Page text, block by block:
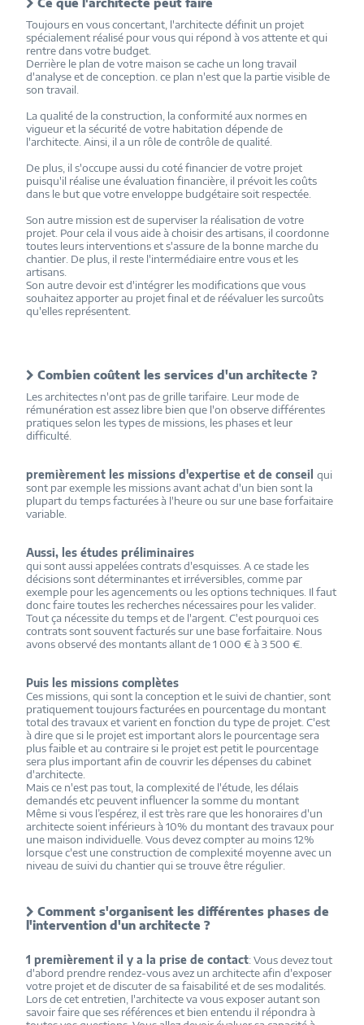
Ce que l'architecte peut faire
Toujours en vous concertant, l'architecte définit un projet
spécialement réalisé pour vous qui répond à vos attente et qui
rentre dans votre budget.
Derrière le plan de votre maison se cache un long travail
d'analyse et de conception. ce plan n'est que la partie visible de
son travail.
La qualité de la construction, la conformité aux normes en
vigueur et la sécurité de votre habitation dépende de
l'architecte. Ainsi, il a un rôle de contrôle de qualité.
De plus, il s'occupe aussi du coté financier de votre projet
puisqu'il réalise une évaluation financière, il prévoit les coûts
dans le but que votre enveloppe budgétaire soit respectée.
Son autre mission est de superviser la réalisation de votre
projet. Pour cela il vous aide à choisir des artisans, il coordonne
toutes leurs interventions et s'assure de la bonne marche du
chantier. De plus, il reste l'intermédiaire entre vous et les
artisans.
Son autre devoir est d'intégrer les modifications que vous
souhaitez apporter au projet final et de réévaluer les surcoûts
qu'elles représentent.
Combien coûtent les services d'un architecte ?
Les architectes n'ont pas de grille tarifaire. Leur mode de
rémunération est assez libre bien que l'on observe différentes
pratiques selon les types de missions, les phases et leur
difficulté.
premièrement les missions d'expertise et de conseilqui
sont par exemple les missions avant achat d'un bien sont la
plupart du temps facturées à l'heure ou sur une base forfaitaire
variable.
Aussi, les études préliminaires
qui sont aussi appelées contrats d'esquisses. A ce stade les
décisions sont déterminantes et irréversibles, comme par
exemple pour les agencements ou les options techniques. Il faut
donc faire toutes les recherches nécessaires pour les valider.
Tout ça nécessite du temps et de l'argent. C'est pourquoi ces
contrats sont souvent facturés sur une base forfaitaire. Nous
avons observé des montants allant de 1 000 € à 3 500 €.
Puis les missions complètes
Ces missions, qui sont la conception et le suivi de chantier, sont
pratiquement toujours facturées en pourcentage du montant
total des travaux et varient en fonction du type de projet. C'est
à dire que si le projet est important alors le pourcentage sera
plus faible et au contraire si le projet est petit le pourcentage
sera plus important afin de couvrir les dépenses du cabinet
d'architecte.
Mais ce n'est pas tout, la complexité de l'étude, les délais
demandés etc peuvent influencer la somme du montant
Même si vous l’espérez, il est très rare que les honoraires d'un
architecte soient inférieurs à 10% du montant des travaux pour
une maison individuelle. Vous devez compter au moins 12%
lorsque c'est une construction de complexité moyenne avec un
niveau de suivi du chantier qui se trouve être régulier.
Comment s'organisent les différentes phases de
l'intervention d'un architecte ?
1 premièrement il y a la prise de contact: Vous devez tout
d'abord prendre rendez-vous avez un architecte afin d'exposer
votre projet et de discuter de sa faisabilité et de ses modalités.
Lors de cet entretien, l'architecte va vous exposer autant son
savoir faire que ses références et bien entendu il répondra à